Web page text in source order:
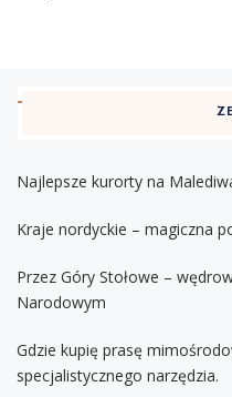
Najlepsze kurorty na
Kraje nordyckie – magiczna
Przez Góry Stołowe –
Narodowym
Gdzie kupię prasę
specjalistycznego narzędzia.